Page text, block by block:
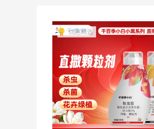
优惠精选